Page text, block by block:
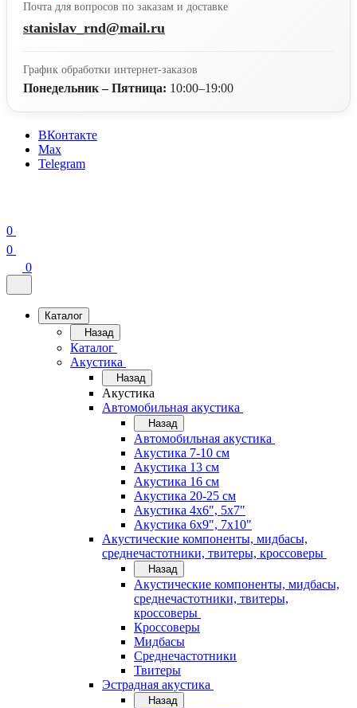
Почта для вопросов по заказам и доставке
stanislav_rnd@mail.ru
График обработки интернет-заказов
Понедельник – Пятница: 10:00–19:00
ВКонтакте
Max
Telegram
0
0
0
Каталог
Назад
Каталог
Акустика
Назад
Акустика
Автомобильная акустика
Назад
Автомобильная акустика
Акустика 7-10 см
Акустика 13 см
Акустика 16 см
Акустика 20-25 см
Акустика 4х6", 5х7"
Акустика 6х9", 7х10"
Акустические компоненты, мидбасы,
среднечастотники, твитеры, кроссоверы
Назад
Акустические компоненты, мидбасы,
среднечастотники, твитеры,
кроссоверы
Кроссоверы
Мидбасы
Среднечастотники
Твитеры
Эстрадная акустика
Назад